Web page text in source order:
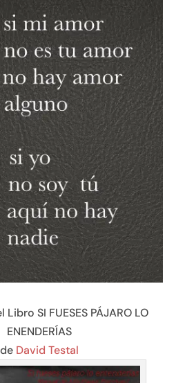
SI FUESES PÁJARO LO
ENENDERÍAS
de David Testal